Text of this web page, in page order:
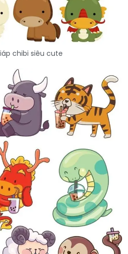
chibi siêu cute